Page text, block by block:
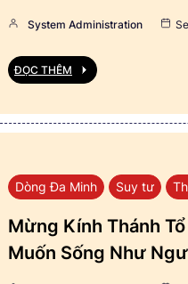
System Administration
ĐỌC THÊM
Dòng Đa Minh Suy tư
Mừng Kính Thánh
Muốn Sống Như